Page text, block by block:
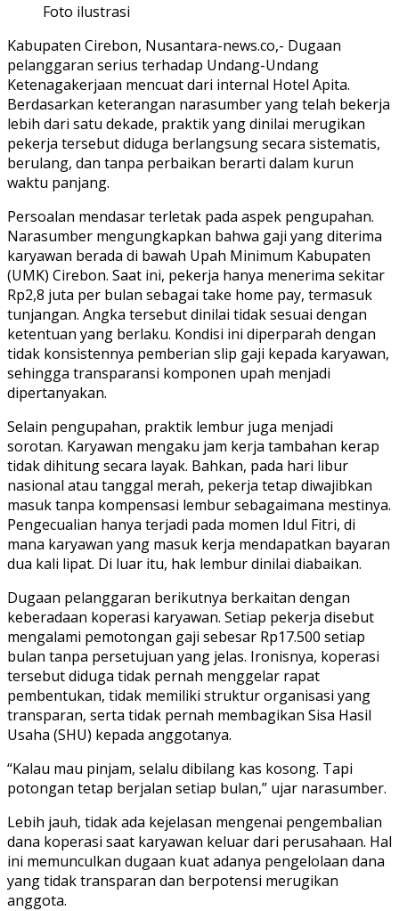
Foto ilustrasi
Kabupaten Cirebon, Nusantara-news.co,- Dugaan
pelanggaran serius terhadap Undang-Undang
Ketenagakerjaan mencuat dari internal Hotel Apita.
Berdasarkan keterangan narasumber yang telah bekerja
lebih dari satu dekade, praktik yang dinilai merugikan
pekerja tersebut diduga berlangsung secara sistematis,
berulang, dan tanpa perbaikan berarti dalam kurun
waktu panjang.
Persoalan mendasar terletak pada aspek pengupahan.
Narasumber mengungkapkan bahwa gaji yang diterima
karyawan berada di bawah Upah Minimum Kabupaten
(UMK) Cirebon. Saat ini, pekerja hanya menerima sekitar
Rp2,8 juta per bulan sebagai take home pay, termasuk
tunjangan. Angka tersebut dinilai tidak sesuai dengan
ketentuan yang berlaku. Kondisi ini diperparah dengan
tidak konsistennya pemberian slip gaji kepada karyawan,
sehingga transparansi komponen upah menjadi
dipertanyakan.
Selain pengupahan, praktik lembur juga menjadi
sorotan. Karyawan mengaku jam kerja tambahan kerap
tidak dihitung secara layak. Bahkan, pada hari libur
nasional atau tanggal merah, pekerja tetap diwajibkan
masuk tanpa kompensasi lembur sebagaimana mestinya.
Pengecualian hanya terjadi pada momen Idul Fitri, di
mana karyawan yang masuk kerja mendapatkan bayaran
dua kali lipat. Di luar itu, hak lembur dinilai diabaikan.
Dugaan pelanggaran berikutnya berkaitan dengan
keberadaan koperasi karyawan. Setiap pekerja disebut
mengalami pemotongan gaji sebesar Rp17.500 setiap
bulan tanpa persetujuan yang jelas. Ironisnya, koperasi
tersebut diduga tidak pernah menggelar rapat
pembentukan, tidak memiliki struktur organisasi yang
transparan, serta tidak pernah membagikan Sisa Hasil
Usaha (SHU) kepada anggotanya.
“Kalau mau pinjam, selalu dibilang kas kosong. Tapi
potongan tetap berjalan setiap bulan,” ujar narasumber.
Lebih jauh, tidak ada kejelasan mengenai pengembalian
dana koperasi saat karyawan keluar dari perusahaan. Hal
ini memunculkan dugaan kuat adanya pengelolaan dana
yang tidak transparan dan berpotensi merugikan
anggota.